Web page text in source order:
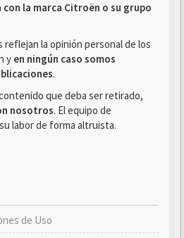
la marca Citroën o su grupo
reflejan la opinión personal de los
y en ningún caso somos
.
que deba ser retirado,
nosotros. El equipo de
labor de forma altruista.
de Uso